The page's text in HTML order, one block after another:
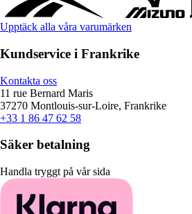
Upptäck alla våra varumärken
Kundservice i Frankrike
Kontakta oss
11 rue Bernard Maris
37270 Montlouis-sur-Loire, Frankrike
+33 1 86 47 62 58
Säker betalning
Handla tryggt på vår sida